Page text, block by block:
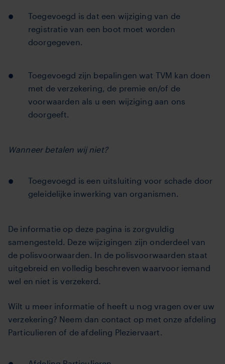
Toegevoegd is dat een wijziging van de
registratie van een boot moet worden
doorgegeven.
Toegevoegd zijn bepalingen wat TVM kan doen
met de verzekering, de premie en/of de
voorwaarden als u een wijziging aan ons
doorgeeft.
Wanneer betalen wij niet?
Toegevoegd is een uitsluiting voor schade door
geleidelijke inwerking van organismen.
De informatie op deze pagina is zorgvuldig
samengesteld. Deze wijzigingen zijn onderdeel van
de polisvoorwaarden. In de polisvoorwaarden staat
uitgebreid en volledig beschreven waarvoor iemand
wel en niet is verzekerd.
Wilt u meer informatie of heeft u nog vragen over uw
verzekering? Neem dan contact op met onze afdeling
Particulieren of de afdeling Pleziervaart.